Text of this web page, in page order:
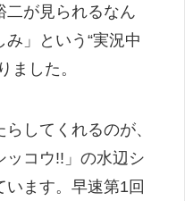
二が見られるなん
」という“実況中
ました。
してくれるのが、
ッコウ!!」の水辺シ
ます。早速第1回